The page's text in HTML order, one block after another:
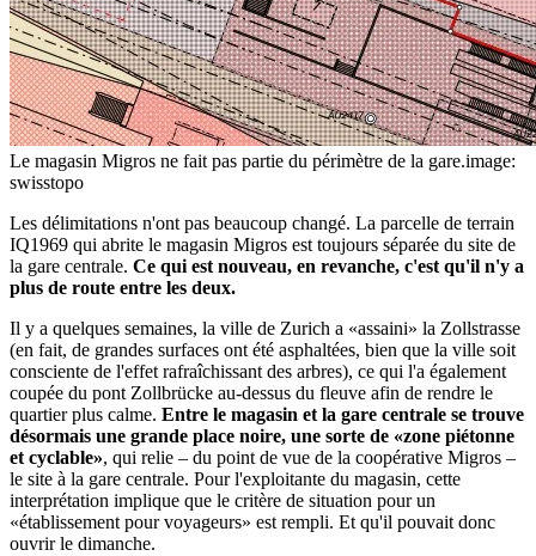
Le magasin Migros ne fait pas partie du périmètre de la gare.image:
swisstopo
Les délimitations n'ont pas beaucoup changé. La parcelle de terrain
IQ1969 qui abrite le magasin Migros est toujours séparée du site de
la gare centrale. Ce qui est nouveau, en revanche, c'est qu'il n'y a
plus de route entre les deux.
Il y a quelques semaines, la ville de Zurich a «assaini» la Zollstrasse
(en fait, de grandes surfaces ont été asphaltées, bien que la ville soit
consciente de l'effet rafraîchissant des arbres), ce qui l'a également
coupée du pont Zollbrücke au-dessus du fleuve afin de rendre le
quartier plus calme. Entre le magasin et la gare centrale se trouve
désormais une grande place noire, une sorte de «zone piétonne
et cyclable», qui relie – du point de vue de la coopérative Migros –
le site à la gare centrale. Pour l'exploitante du magasin, cette
interprétation implique que le critère de situation pour un
«établissement pour voyageurs» est rempli. Et qu'il pouvait donc
ouvrir le dimanche.